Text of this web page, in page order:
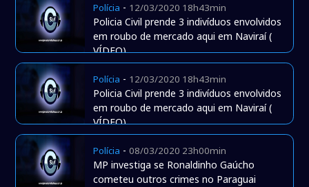
Polícia - 12/03/2020 18h43min
Policia Civil prende 3 indivíduos envolvidos
em roubo de mercado aqui em Naviraí (
VÍDEO)
Polícia - 12/03/2020 18h43min
Policia Civil prende 3 indivíduos envolvidos
em roubo de mercado aqui em Naviraí (
VÍDEO)
Polícia -08/03/2020 23h00min
MP investiga se Ronaldinho Gaúcho
cometeu outros crimes no Paraguai